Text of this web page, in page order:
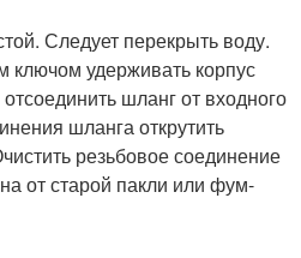
Следует перекрыть воду.
ключом удерживать корпус
шланг от входного
шланга открутить
резьбовое соединение
от старой пакли или фум-